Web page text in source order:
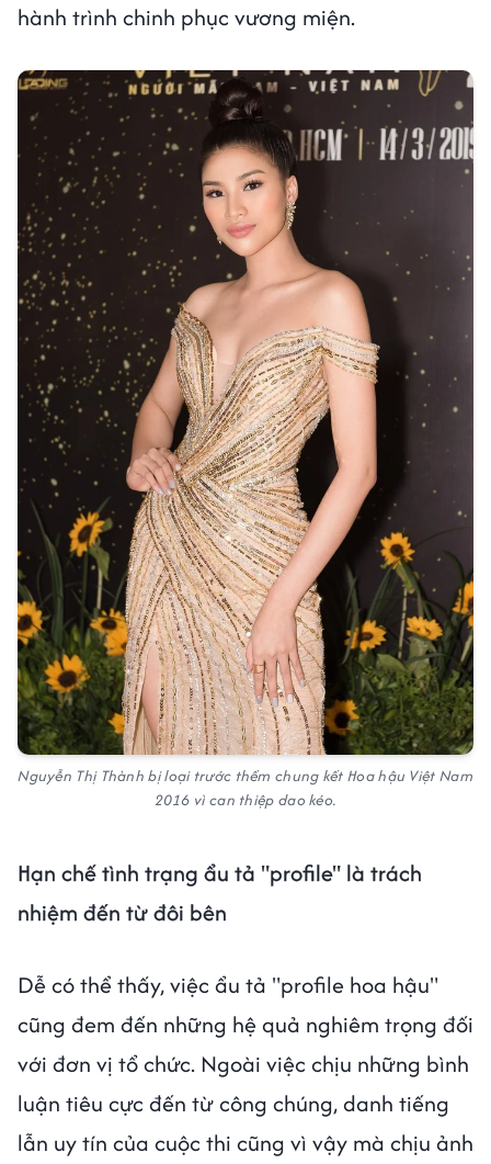
hành trình chinh phục vương miện.
Nguyễn Thị Thành bị loại trước thềm chung kết Hoa hậu Việt Nam
2016 vì can thiệp dao kéo.
Hạn chế tình trạng ẩu tả "profile" là trách
nhiệm đến từ đôi bên
Dễ có thể thấy, việc ẩu tả "profile hoa hậu"
cũng đem đến những hệ quả nghiêm trọng đối
với đơn vị tổ chức. Ngoài việc chịu những bình
luận tiêu cực đến từ công chúng, danh tiếng
lẫn uy tín của cuộc thi cũng vì vậy mà chịu ảnh